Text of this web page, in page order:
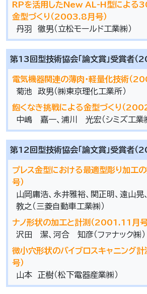
RPを活用したNew AL-H型による
金型づくり（2003.8月号）
丹羽 徹男（立松モールド工業㈱）
第13回型技術協会「論文賞」受賞者（
電気機器関連の薄肉･軽量化技術（
菊池 政男（㈱東京理化工業所）
飽くなき挑戦による金型づくり（
中嶋 嘉一、浦川 光宏（シミズ工業
第12回型技術協会「論文賞」受賞者（
プレス金型における最適型彫り加工
号）
山岡庸浩、永井雅裕、関正明、遠山晃
教之（三菱自動車工業㈱）
ナノ形状の加工と計測（2001.11月号
沢田 潔、河合 知彦（ファナック㈱）
微小穴形状のバイブロスキャニング
号）
山本 正樹（松下電器産業㈱）